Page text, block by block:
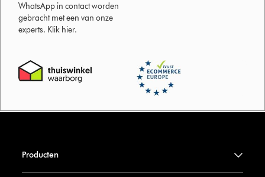
WhatsApp in contact worden
gebracht met een van onze
experts. Klik hier.
Producten